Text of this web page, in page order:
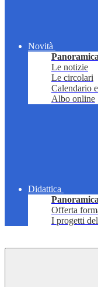
Novità
Panoramica
Le notizie
Le circolari
Calendario
Albo online
Didattica
Panoramica
Offerta
I progetti